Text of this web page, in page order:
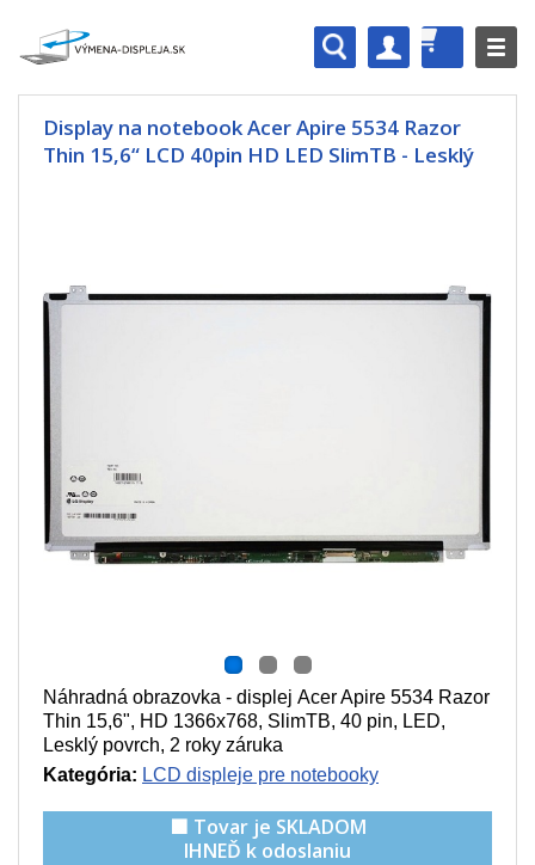
Display na notebook Acer Apire 5534 Razor
Thin 15,6“ LCD 40pin HD LED SlimTB - Lesklý
Náhradná obrazovka - displej Acer Apire 5534 Razor
Thin 15,6", HD 1366x768, SlimTB, 40 pin, LED,
Lesklý povrch, 2 roky záruka
Kategória: LCD displeje pre notebooky
🟩 Tovar je SKLADOM
IHNEĎ k odoslaniu